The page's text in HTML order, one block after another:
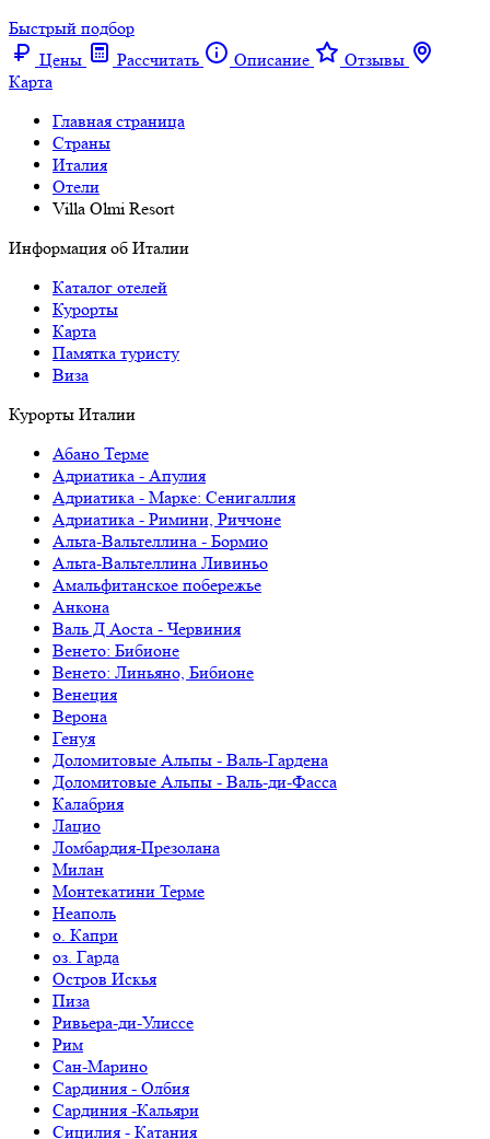
Быстрый подбор
Цены
Рассчитать Описание
Отзывы
Карта
Главная страница
Cтраны
Италия
Отели
Villa Olmi Resort
Информация об Италии
Каталог отелей
Курорты
Карта
Памятка туристу
Виза
Курорты Италии
Абано Терме
Адриатика - Апулия
Адриатика - Марке: Сенигаллия
Адриатика - Римини, Риччоне
Альта-Вальтеллина - Бормио
Альта-Вальтеллина Ливиньо
Амальфитанское побережье
Анкона
Валь Д Аоста - Червиния
Венето: Бибионе
Венето: Линьяно, Бибионе
Венеция
Верона
Генуя
Доломитовые Альпы - Валь-Гардена
Доломитовые Альпы - Валь-ди-Фасса
Калабрия
Лацио
Ломбардия-Презолана
Милан
Монтекатини Терме
Неаполь
о. Капри
оз. Гарда
Остров Искья
Пиза
Ривьера-ди-Улиссе
Рим
Сан-Марино
Сардиния - Олбия
Сардиния -Кальяри
Сицилия - Катания